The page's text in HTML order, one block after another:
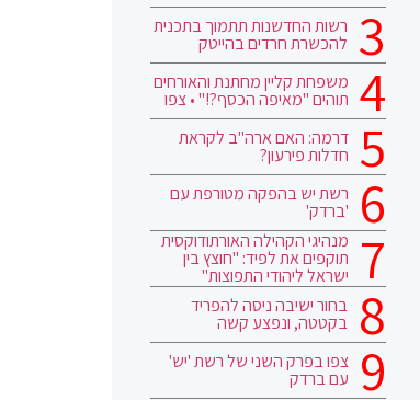
רשות החדשנות תתמוך בתכנית
להכשרת חרדים בהייטק
משפחת קליין מחתנת והאורחים
תוהים "מאיפה הכסף?!" • צפו
דרמה: האם ארה"ב לקראת
חדלות פירעון?
רשת יש בהפקה מטורפת עם
'ברדק'
מנהיגי הקהילה האורתודוקסית
תוקפים את לפיד: "חוצץ בין
ישראל ליהודי התפוצות"
בחור ישיבה ניסה להפריד
בקטטה, ונפצע קשה
צפו בפרק השני של רשת 'יש'
עם ברדק